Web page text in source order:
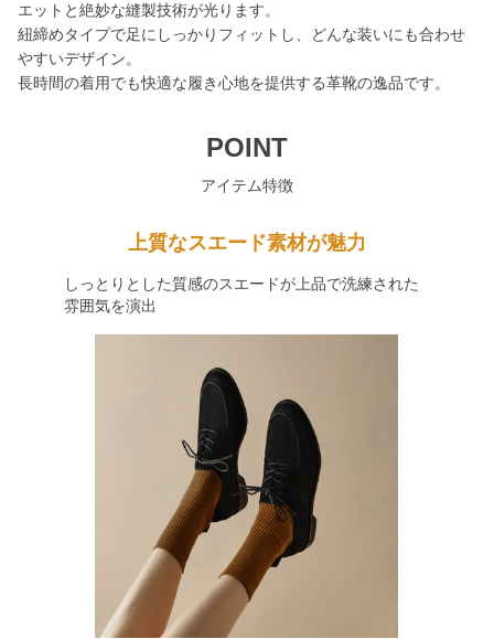
エットと絶妙な縫製技術が光ります。
紐締めタイプで足にしっかりフィットし、どんな装いにも合わせ
やすいデザイン。
長時間の着用でも快適な履き心地を提供する革靴の逸品です。
POINT
アイテム特徴
上質なスエード素材が魅力
しっとりとした質感のスエードが上品で洗練された
雰囲気を演出